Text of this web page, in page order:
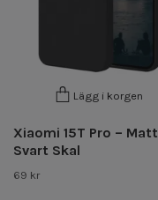
Lägg i korgen
Xiaomi 15T Pro – Matt
Svart Skal
69 kr